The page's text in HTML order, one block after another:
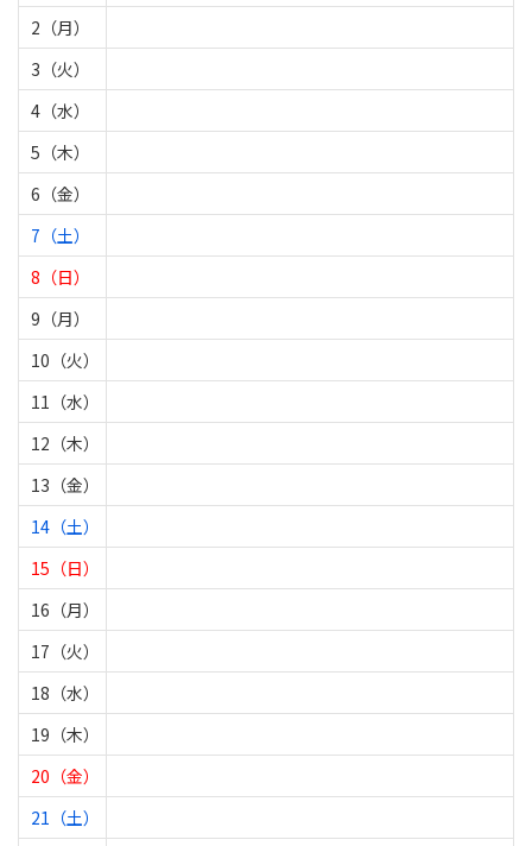
2（月）
3（火）
4（水）
5（木）
6（金）
7（土）
8（日）
9（月）
10（火）
11（水）
12（木）
13（金）
14（土）
15（日）
16（月）
17（火）
18（水）
19（木）
20（金）
21（土）